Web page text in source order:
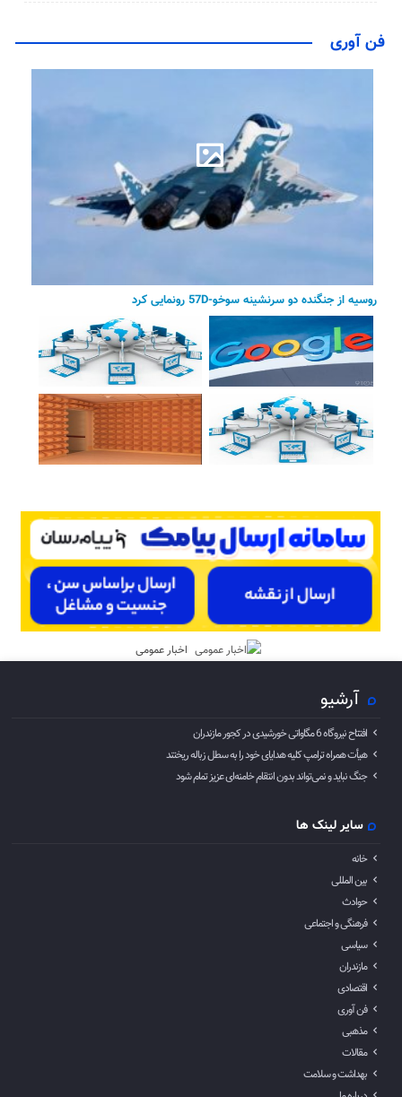
فن آوری
روسیه از جنگنده دو سرنشینه سوخو-57D رونمایی کرد
اخبار عمومی
آرشیو
افتتاح نیروگاه 6 مگاواتی خورشیدی در کجور مازندران
هیأت همراه ترامپ کلیه هدایای خود را به سطل زباله ریختند
جنگ نباید و نمی‌تواند بدون انتقام خامنه‌ای عزیز تمام شود
سایر لینک ها
خانه
بین المللی
حوادث
فرهنگی و اجتماعی
سیاسی
مازندران
اقتصادی
فن آوری
مذهبی
مقالات
بهداشت و سلامت